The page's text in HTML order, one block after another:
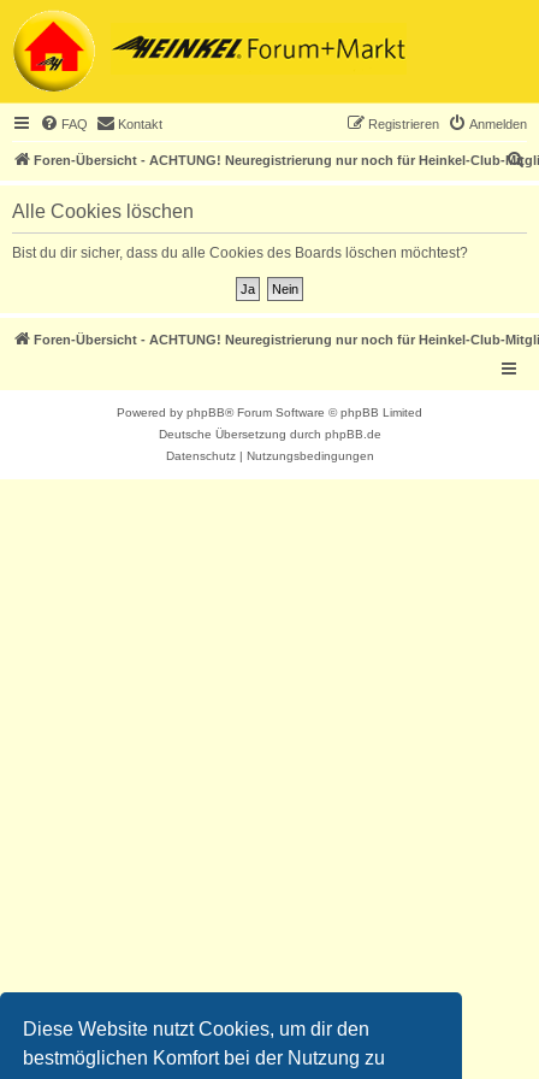
Diese Website nutzt Cookies, um dir den
bestmöglichen Komfort bei der Nutzung zu
FAQ Kontakt Anmelden
Registrieren
Foren-Übersicht - ACHTUNG! Neuregistrierung nur noch für Heinkel-Club-
S
u
Alle Cookies löschen
Bist du dir sicher, dass du alle Cookies des Boards löschen möchtest?
Foren-Übersicht - ACHTUNG! Neuregistrierung nur noch für Heinkel-Club-
Powered by phpBB® Forum Software © phpBB Limited
Deutsche Übersetzung durch phpBB.de
Datenschutz| Nutzungsbedingungen